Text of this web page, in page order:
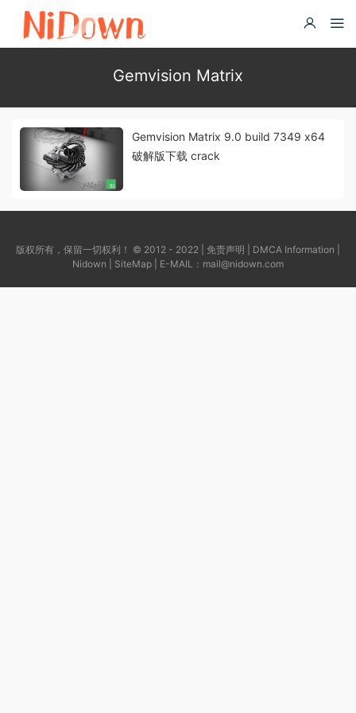
Gemvision Matrix
Gemvision Matrix 9.0 build 7349 x64
破解版下载 crack
版权所有，保留一切权利！ © 2012 - 2022 | 免责声明 DMCA Information
Nidown
SiteMap | E-MAIL： mail@nidown.com